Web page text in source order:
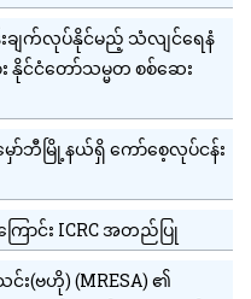
းချက်လုပ်နိုင်မည့် သံလျင်ရေနံ
နိုင်ငံတော်သမ္မတ စစ်ဆေး
ာ်ဘီမြို့နယ်ရှိ ကော်စေ့လုပ်ငန်း
ောင်း ICRC အတည်ပြု
င်း(ဗဟို) (MRESA) ၏